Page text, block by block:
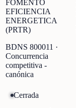
FOMENTO
EFICIENCIA
ENERGETICA
(PRTR)
BDNS 800011 ·
Concurrencia
competitiva -
canónica
Cerrada